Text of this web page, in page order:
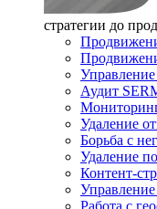
стратегии до
Аудит
Удаление
Борьба с
Удаление
Контент-
Работа с